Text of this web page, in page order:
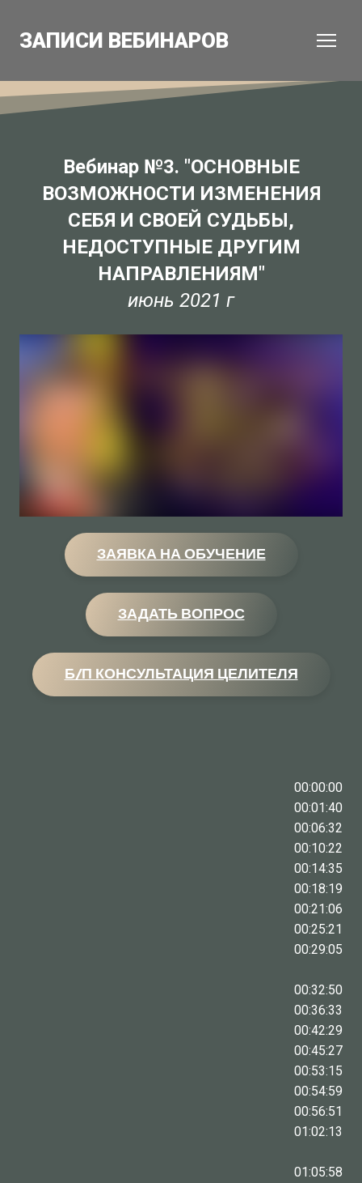
ЗАПИСИ ВЕБИНАРОВ
Вебинар №3. "ОСНОВНЫЕ
ВОЗМОЖНОСТИ ИЗМЕНЕНИЯ
СЕБЯ И СВОЕЙ СУДЬБЫ,
НЕДОСТУПНЫЕ ДРУГИМ
НАПРАВЛЕНИЯМ"
июнь 2021 г
ЗАЯВКА НА ОБУЧЕНИЕ
ЗАДАТЬ ВОПРОС
Б/П КОНСУЛЬТАЦИЯ ЦЕЛИТЕЛЯ
00:00:00
00:01:40
00:06:32
00:10:22
00:14:35
00:18:19
00:21:06
00:25:21
00:29:05
00:32:50
00:36:33
00:42:29
00:45:27
00:53:15
00:54:59
00:56:51
01:02:13
01:05:58